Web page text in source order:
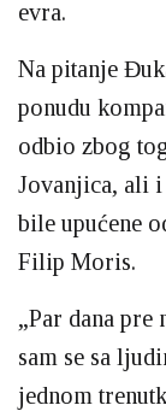
evra.
Na pitanje
ponudu
odbio zbog
Jovanjica, ali
bile upućene
Filip Moris.
„Par dana pre
sam se sa
jednom